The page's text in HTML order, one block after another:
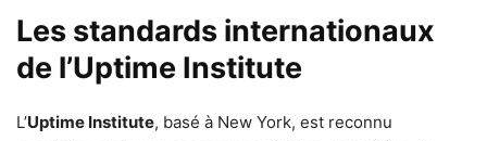
Les standards internationaux
de l’Uptime Institute
L’Uptime Institute, basé à New York, est reconnu